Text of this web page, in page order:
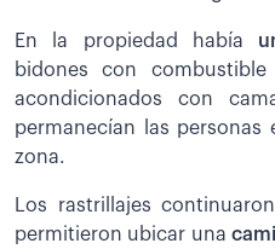
En la propiedad había
bidones con
acondicionados con
permanecían las personas
zona.
Los rastrillajes
permitieron ubicar una